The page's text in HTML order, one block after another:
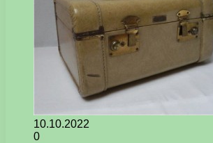
10.10.2022
0